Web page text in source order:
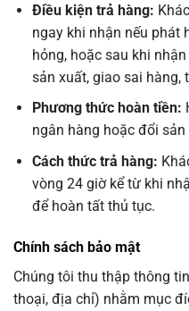
Điều kiện trả hàng:
ngay khi nhận nếu phát
hỏng, hoặc sau khi
sản xuất, giao sai hàng,
Phương thức hoàn tiền:
ngân hàng hoặc đổi
Cách thức trả hàng:
vòng 24 giờ kể từ khi
để hoàn tất thủ tục.
Chính sách bảo mật
Chúng tôi thu thập thông
thoại, địa chỉ) nhằm mục